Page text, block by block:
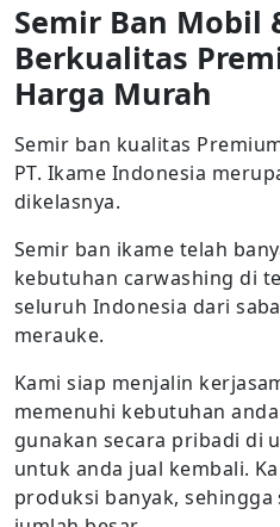
Semir Ban Mobil
Berkualitas
Harga Murah
Semir ban kualitas
PT. Ikame Indonesia
dikelasnya.
Semir ban ikame telah
kebutuhan carwashing di
seluruh Indonesia dari
merauke.
Kami siap menjalin
memenuhi kebutuhan
gunakan secara pribadi di
untuk anda jual kembali.
produksi banyak,